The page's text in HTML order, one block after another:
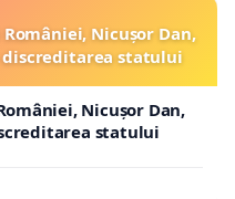
Nicușor Dan,
statului
Nicușor Dan,
statului